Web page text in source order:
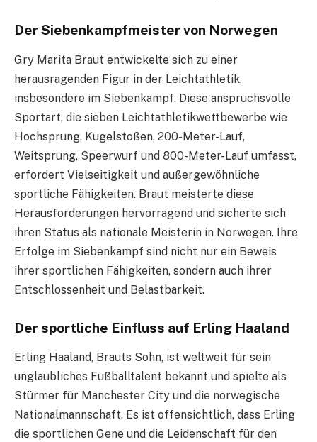
Der Siebenkampfmeister von Norwegen
Gry Marita Braut entwickelte sich zu einer
herausragenden Figur in der Leichtathletik,
insbesondere im Siebenkampf. Diese anspruchsvolle
Sportart, die sieben Leichtathletikwettbewerbe wie
Hochsprung, Kugelstoßen, 200-Meter-Lauf,
Weitsprung, Speerwurf und 800-Meter-Lauf umfasst,
erfordert Vielseitigkeit und außergewöhnliche
sportliche Fähigkeiten. Braut meisterte diese
Herausforderungen hervorragend und sicherte sich
ihren Status als nationale Meisterin in Norwegen. Ihre
Erfolge im Siebenkampf sind nicht nur ein Beweis
ihrer sportlichen Fähigkeiten, sondern auch ihrer
Entschlossenheit und Belastbarkeit.
Der sportliche Einfluss auf Erling Haaland
Erling Haaland, Brauts Sohn, ist weltweit für sein
unglaubliches Fußballtalent bekannt und spielte als
Stürmer für Manchester City und die norwegische
Nationalmannschaft. Es ist offensichtlich, dass Erling
die sportlichen Gene und die Leidenschaft für den